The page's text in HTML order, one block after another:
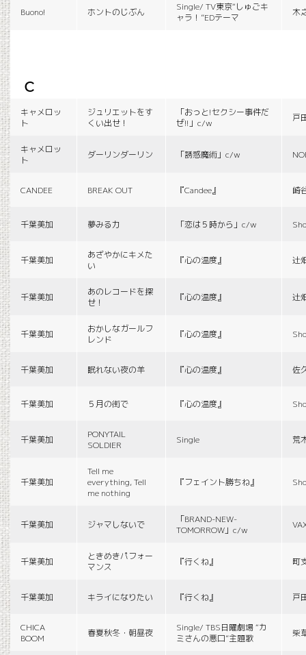
Buono! ホントのじぶん
Single/ TV東京“しゅごキ
ャラ！”EDテーマ
木
c
キャメロッ
ト
ジュリエットをす
くい出せ！
「おっと!セクシー事件だ
ぜ!!」c/w
戸
キャメロッ
ト
ダーリンダーリン 「誘惑魔術」c/w
CANDEE BREAK OUT 『Candee』 崎
千葉美加 夢みる力 「恋は５時から」c/w
千葉美加
あざやかにキメた
い
『心の温度』 辻
千葉美加
あのレコードを探
せ！
『心の温度』 辻
千葉美加
おかしなガールフ
レンド
『心の温度』
千葉美加 眠れない夜の羊 『心の温度』 佐
千葉美加 ５月の街で 『心の温度』
千葉美加
PONYTAIL
SOLDIER
Single 荒
千葉美加
Tell me
everything, Tell
me nothing
『フェイント勝ちね』
千葉美加 ジャマしないで
「BRAND-NEW-
TOMORROW」c/w
千葉美加
ときめきパフォー
マンス
『行くね』 町
千葉美加 キライになりたい 『行くね』 戸
CHICA
BOOM
春夏秋冬・朝昼夜
Single/ TBS日曜劇場 “カ
ミさんの悪口”主題歌
柴